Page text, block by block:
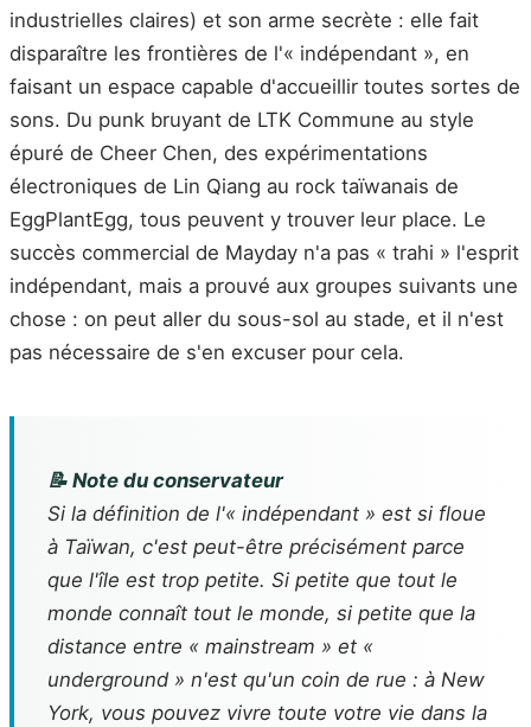
industrielles claires) et son arme secrète : elle fait
disparaître les frontières de l'« indépendant », en
faisant un espace capable d'accueillir toutes sortes de
sons. Du punk bruyant de LTK Commune au style
épuré de Cheer Chen, des expérimentations
électroniques de Lin Qiang au rock taïwanais de
EggPlantEgg, tous peuvent y trouver leur place. Le
succès commercial de Mayday n'a pas « trahi » l'esprit
indépendant, mais a prouvé aux groupes suivants une
chose : on peut aller du sous-sol au stade, et il n'est
pas nécessaire de s'en excuser pour cela.
📝 Note du conservateur
Si la définition de l'« indépendant » est si floue
à Taïwan, c'est peut-être précisément parce
que l'île est trop petite. Si petite que tout le
monde connaît tout le monde, si petite que la
distance entre « mainstream » et «
underground » n'est qu'un coin de rue : à New
York, vous pouvez vivre toute votre vie dans la